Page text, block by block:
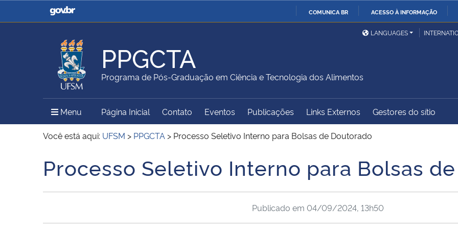
COMUNICA BR ACESSO À INFORMAÇÃO
Casa Civil
Ministério da Justiça e
Ministério da Defesa
Ministério das Relações
Exteriores
Ministério da Agricultura,
Pecuária e Abastecimento
Ministério da Educação
Ministério do Meio Ambiente Ministério do Turismo
Ministério do
Desenvolvimento Regional
Controladoria-Geral da
União
Secretaria de Governo
Gabinete de Segurança
Advocacia-Geral da União Banco Central do Brasil
LANGUAGES
PPGCTA
Programa de Pós-Graduação em Ciência e Tecnologia dos Alimentos
Menu Menu Principal do Sítio
Página Inicial Contato Eventos Publicações Links Externos Gestores do sítio
Você está aqui: UFSM > PPGCTA > Processo Seletivo Interno para Bolsas de Doutorado
Início do conteúdo
Processo Seletivo Interno para Bolsas
Publicado em 04/09/2024, 13h50